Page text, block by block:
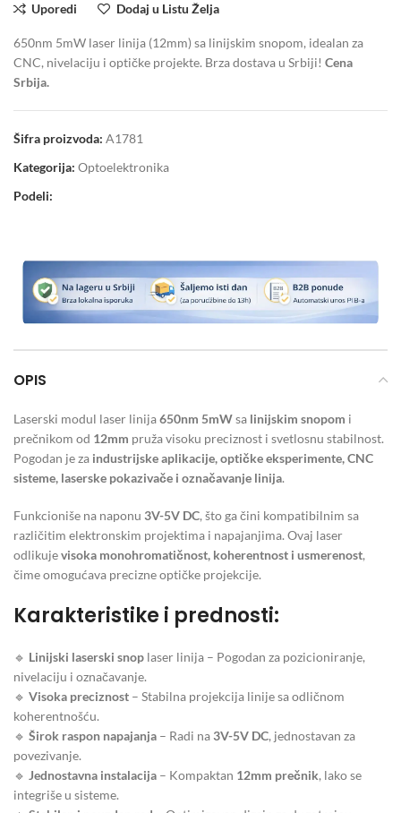
Uporedi Dodaj u Listu Želja
650nm 5mW laser linija (12mm) sa linijskim snopom, idealan za
CNC, nivelaciju i optičke projekte. Brza dostava u Srbiji! Cena
Srbija.
Šifra proizvoda: A1781
Kategorija: Optoelektronika
Podeli:
OPIS
Laserski modul laser linija650nm 5mWsa linijskim snopom i
prečnikom od 12mm pruža visoku preciznost i svetlosnu stabilnost.
Pogodan je za industrijske aplikacije, optičke eksperimente, CNC
sisteme, laserske pokazivače i označavanje linija.
Funkcioniše na naponu 3V-5V DC, što ga čini kompatibilnim sa
različitim elektronskim projektima i napajanjima. Ovaj laser
odlikujevisoka monohromatičnost, koherentnost i usmerenost,
čime omogućava precizne optičke projekcije.
Karakteristike i prednosti:
🔹 Linijski laserski snop laser linija – Pogodan za pozicioniranje,
nivelaciju i označavanje.
🔹 Visoka preciznost – Stabilna projekcija linije sa odličnom
koherentnošću.
🔹 Širok raspon napajanja – Radi na3V-5V DC, jednostavan za
povezivanje.
🔹 Jednostavna instalacija – Kompaktan 12mm prečnik, lako se
integriše u sisteme.